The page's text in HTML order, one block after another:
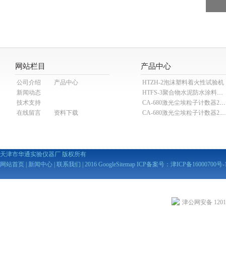
网站栏目
公司介绍
产品中心
新闻动态
技术支持
在线留言
资料下载
产品中心
HTZH-2泡沫塑料着火性试验机
HTFS-3聚合物水泥防水涂料分散机
CA-680激光尘埃粒子计数器28.3L
CA-680激光尘埃粒子
天津市华通实验仪器厂 版权所有
网站首页
新闻中心 联系我们 | 2016 GoogleSitemap ICP备案号： 津ICP备16000700号-
津公网安备